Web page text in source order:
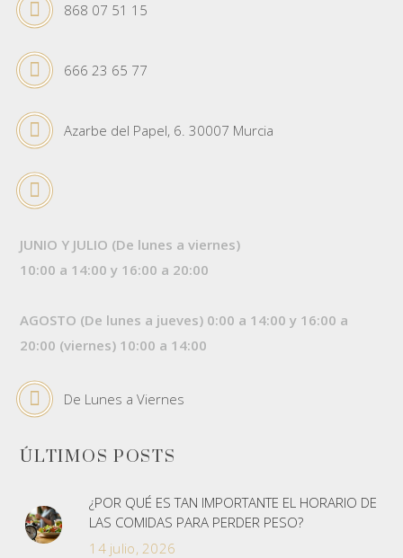
868 07 51 15
666 23 65 77
Azarbe del Papel, 6. 30007 Murcia
JUNIO Y JULIO (De lunes a viernes)
10:00 a 14:00 y 16:00 a 20:00
AGOSTO (De lunes a jueves) 0:00 a 14:00 y 16:00 a
20:00 (viernes) 10:00 a 14:00
De Lunes a Viernes
ÚLTIMOS POSTS
¿POR QUÉ ES TAN IMPORTANTE EL HORARIO DE
LAS COMIDAS PARA PERDER PESO?
14 julio, 2026